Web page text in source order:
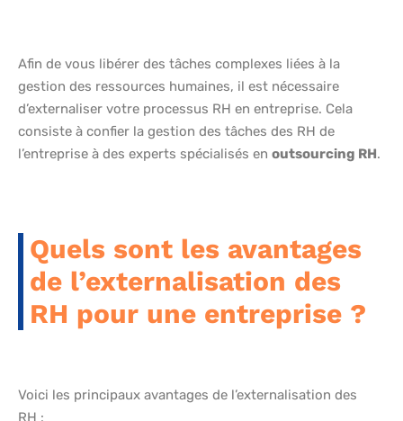
Afin de vous libérer des tâches complexes liées à la
gestion des ressources humaines, il est nécessaire
d’externaliser votre processus RH en entreprise. Cela
consiste à confier la gestion des tâches des RH de
l’entreprise à des experts spécialisés en outsourcing RH.
Quels sont les avantages
de l’externalisation des
RH pour une entreprise ?
Voici les principaux avantages de l’externalisation des
RH :